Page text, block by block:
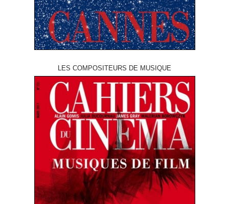
LES COMPOSITEURS DE MUSIQUE